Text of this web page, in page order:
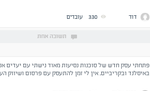
דוד 330 עובדים
תשובה אחת
פתחתי עסק חדש של סוכנות נסיעות מאוד נישתי עם יעדים
באיסלנד ובקריביים, אין לי זמן להתעסק עם פרסום ושיווק
הדף ומשתמש בכספי למימון מודעות, האם זו ההתנהלות שלה